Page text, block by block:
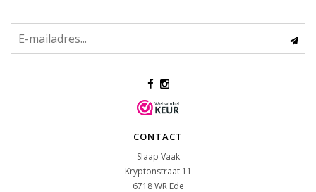
CONTACT
Slaap Vaak
Kryptonstraat 11
6718 WR Ede